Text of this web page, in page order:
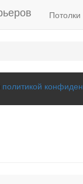
Потолки
политикой